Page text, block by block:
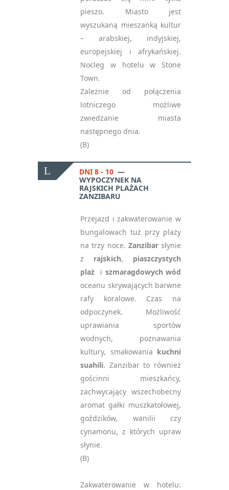
pieszo. Miasto jest
wyszukaną mieszanką kultur
– arabskiej, indyjskiej,
europejskiej i afrykańskiej.
Nocleg w hotelu w Stone
Town.
Zależnie od połączenia
lotniczego możliwe
zwiedzanie miasta
następnego dnia.
(B)
DNI 8 - 10
WYPOCZYNEK NA
RAJSKICH PLAŻACH
ZANZIBARU
Przejazd i zakwaterowanie w
bungalowach tuż przy plaży
na trzy noce. Zanzibar słynie
z rajskich, piaszczystych
plaż i szmaragdowych wód
oceanu skrywających barwne
rafy koralowe. Czas na
odpoczynek. Możliwość
uprawiania sportów
wodnych, poznawania
kultury, smakowania kuchni
suahili. Zanzibar to również
gościnni mieszkańcy,
zachwycający wszechobecny
aromat gałki muszkatołowej,
goździków, wanilii czy
cynamonu, z których upraw
słynie.
(B)
Zakwaterowanie w hotelu: